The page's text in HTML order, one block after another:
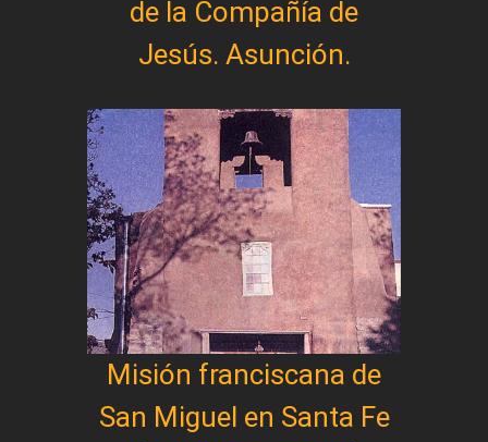
de la Compañía de
Jesús. Asunción.
Misión franciscana de
San Miguel en Santa Fe